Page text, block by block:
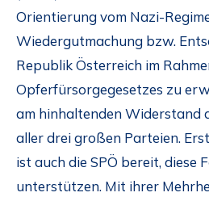
Orientierung vom Nazi-
Wiedergutmachung bzw.
Republik Österreich im
Opferfürsorgegesetzes zu
am hinhaltenden Widerstand
aller drei großen Parteien.
ist auch die SPÖ bereit, diese
unterstützen. Mit ihrer